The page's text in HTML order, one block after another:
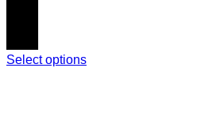
Select options